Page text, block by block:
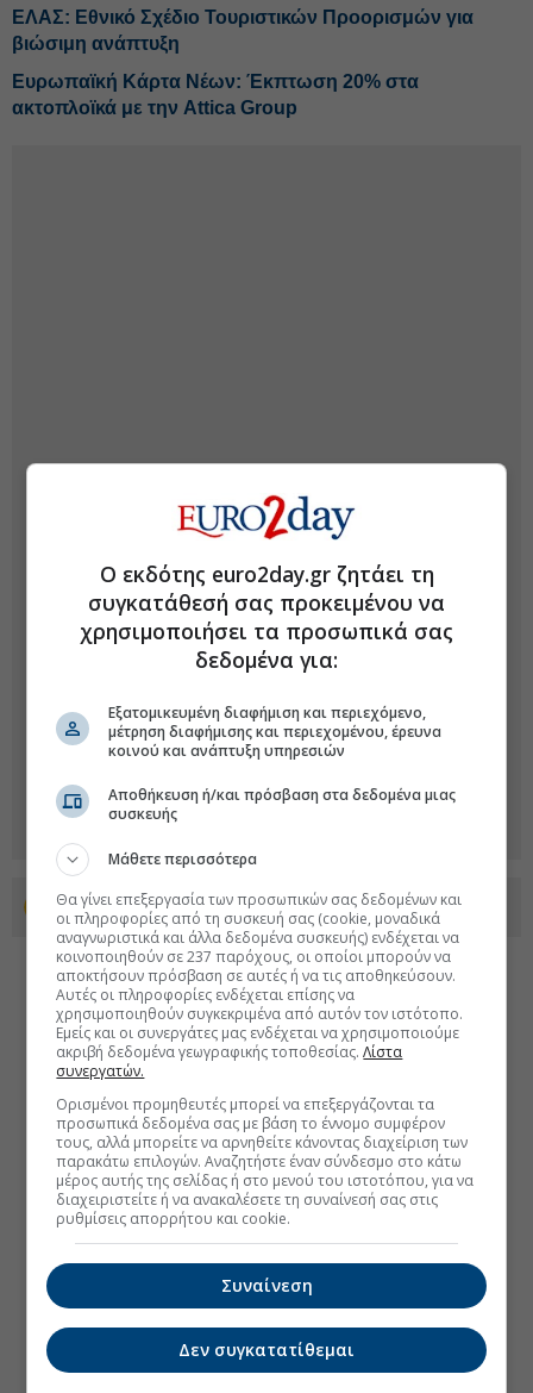
ΕΛΑΣ: Εθνικό Σχέδιο Τουριστικών Προορισμών για
βιώσιμη ανάπτυξη
Ευρωπαϊκή Κάρτα Νέων: Έκπτωση 20% στα
ακτοπλοϊκά με την Attica Group
Προσθέστε το euro2day.gr στο Discover
Ο εκδότης euro2day.gr ζητάει τη
συγκατάθεσή σας προκειμένου να
χρησιμοποιήσει τα προσωπικά σας
δεδομένα για:
Εξατομικευμένη διαφήμιση και περιεχόμενο,
μέτρηση διαφήμισης και περιεχομένου, έρευνα
κοινού και ανάπτυξη υπηρεσιών
Αποθήκευση ή/και πρόσβαση στα δεδομένα μιας
συσκευής
Μάθετε περισσότερα
Θα γίνει επεξεργασία των προσωπικών σας δεδομένων και
οι πληροφορίες από τη συσκευή σας (cookie, μοναδικά
αναγνωριστικά και άλλα δεδομένα συσκευής) ενδέχεται να
κοινοποιηθούν σε 237 παρόχους, οι οποίοι μπορούν να
αποκτήσουν πρόσβαση σε αυτές ή να τις αποθηκεύσουν.
Αυτές οι πληροφορίες ενδέχεται επίσης να
χρησιμοποιηθούν συγκεκριμένα από αυτόν τον ιστότοπο.
Εμείς και οι συνεργάτες μας ενδέχεται να χρησιμοποιούμε
ακριβή δεδομένα γεωγραφικής τοποθεσίας.Λίστα
συνεργατών.
Ορισμένοι προμηθευτές μπορεί να επεξεργάζονται τα
προσωπικά δεδομένα σας με βάση το έννομο συμφέρον
τους, αλλά μπορείτε να αρνηθείτε κάνοντας διαχείριση των
παρακάτω επιλογών. Αναζητήστε έναν σύνδεσμο στο κάτω
μέρος αυτής της σελίδας ή στο μενού του ιστοτόπου, για να
διαχειριστείτε ή να ανακαλέσετε τη συναίνεσή σας στις
ρυθμίσεις απορρήτου και cookie.
Συναίνεση
Δεν συγκατατίθεμαι